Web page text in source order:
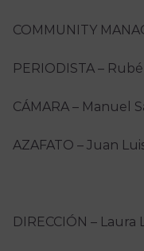
COMMUNITY
PERIODISTA –
CÁMARA – Manuel
AZAFATO – Juan
DIRECCIÓN – Laura